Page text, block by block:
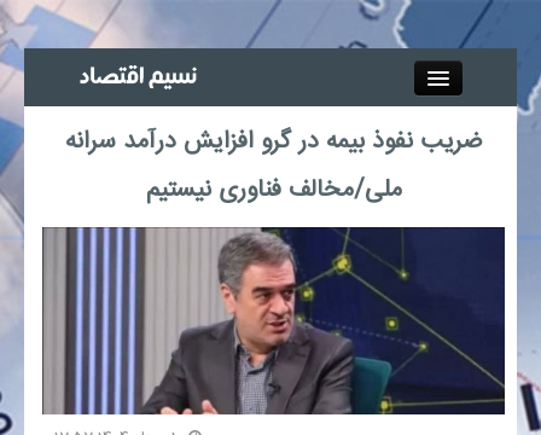
جذب خبرنگار
آگهی استخدام
پیوند‌ها
اجتماعی
ضریب نفوذ بیمه در گرو افزایش درآمد سرانه
ملی/مخالف فناوری نیستیم